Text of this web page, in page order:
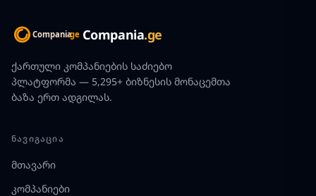
Compania.ge
ქართული კომპანიების საძიებო
პლატფორმა — 5,295+ ბიზნესის მონაცემთა
ბაზა ერთ ადგილას.
ᲜᲐᲕᲘᲒᲐᲪᲘᲐ
მთავარი
კომპანიები